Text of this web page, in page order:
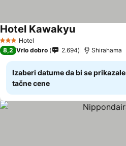
3 Zvezdice
Hotel
Hotel Kawakyu
8,2 Vrlo dobro 2.694 Shirahama
Izaberi datume da bi se prikazale
tačne cene